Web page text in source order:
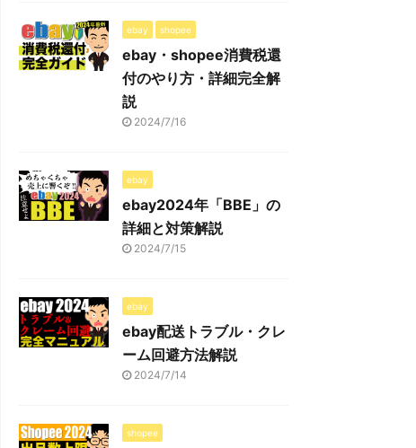
ebay shopee
ebay・shopee消費税還
付のやり方・詳細完全解
説
2024/7/16
ebay
ebay2024年「BBE」の
詳細と対策解説
2024/7/15
ebay
ebay配送トラブル・クレ
ーム回避方法解説
2024/7/14
shopee